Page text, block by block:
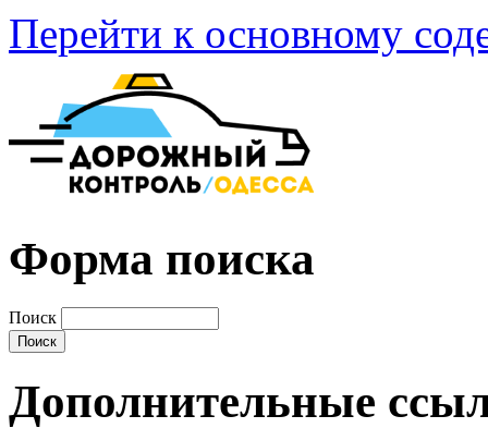
Перейти к основному
Форма поиска
Поиск
Дополнительные